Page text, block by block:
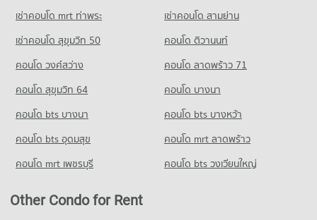
เช่าคอนโด mrt ท่าพระ
เช่าคอนโด สามย่าน
เช่าคอนโด สุขุมวิท 50
คอนโด ติวานนท์
คอนโด วงศ์สว่าง
คอนโด ลาดพร้าว 71
คอนโด สุขุมวิท 64
คอนโด บางนา
คอนโด bts บางนา
คอนโด bts บางหว้า
คอนโด bts อุดมสุข
คอนโด mrt ลาดพร้าว
คอนโด mrt เพชรบุรี
คอนโด bts วงเวียนใหญ่
Other Condo for Rent